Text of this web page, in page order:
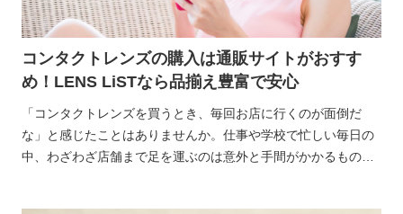
コンタクトレンズの購入は通販サイトがおすす
め！LENS LiSTなら品揃え豊富で安心
「コンタクトレンズを買うとき、毎回お店に行くのが面倒だ
な」と感じたことはありませんか。仕事や学校で忙しい毎日の
中、わざわざ店舗まで足を運ぶのは意外と手間がかかるもので